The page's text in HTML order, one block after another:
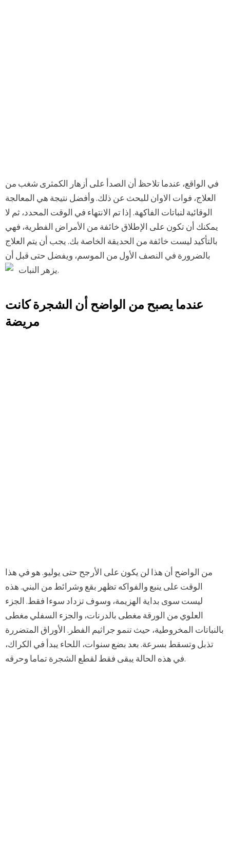
في الواقع، عندما تلاحظ أن الصدأ على أزهار الكمثرى شغب من
العلاج، فوات الاوان للبحث عن ذلك. وأفضل نتيجة هي المعالجة
الوقائية لنباتات الفاكهة. إذا تم الانتهاء في الوقت المحدد، ثم لا
يمكنك أن تكون على الإطلاق خائفة من الأمراض الفطرية، فهي
بالتأكيد ليست خائفة من الحديقة الخاصة بك. يجب أن يتم العلاج
بالضرورة في النصف الأول من الموسم، ويفضل حتى قبل أن
يزهر النبات.
عندما يصبح من الواضح أن الشجرة كانت
مريضة
من الواضح أن هذا لن يكون على الأرجح حتى يوليو. هو في هذا
الوقت على ينبع والفواكه تظهر بقع وشرائط من البني. هذه
ليست سوى بداية الهزيمة، وسوف تزداد سوءا فقط. الجزء
العلوي من الورقة مغطى بالدرنات، والجزء السفلي مغطى
بالنباتات المخروطية، حيث تنمو جراثيم الفطر. الأوراق المتضررة
تذبل وتسقط بسرعة. بعد بضع سنوات، اللحاء يبدأ في الكراك،
في هذه الحالة يبقى فقط لقطع الشجرة تماما وحرقه.